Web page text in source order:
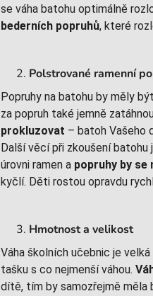
se váha batohu optimálně
bederních popruhů, které
Polstrované ramenní
Popruhy na batohu by měly
za popruh také jemně
prokluzovat – batoh Vašeho
Další věcí při zkoušení batohu
úrovni ramen a popruhy by
kyčlí. Děti rostou opravdu
Hmotnost a velikost
Váha školních učebnic je
tašku s co nejmenší váhou.
dítě, tím by samozřejmě měla